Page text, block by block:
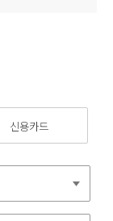
신용카드